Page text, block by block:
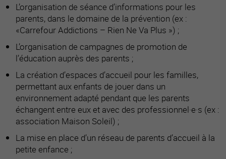
L’organisation de séance d’informations pour les
parents, dans le domaine de la prévention (ex :
«Carrefour Addictions – Rien Ne Va Plus ») ;
L’organisation de campagnes de promotion de
l’éducation auprès des parents ;
La création d’espaces d’accueil pour les familles,
permettant aux enfants de jouer dans un
environnement adapté pendant que les parents
échangent entre eux et avec des professionnel·e·s (ex :
association Maison Soleil) ;
La mise en place d’un réseau de parents d’accueil à la
petite enfance ;